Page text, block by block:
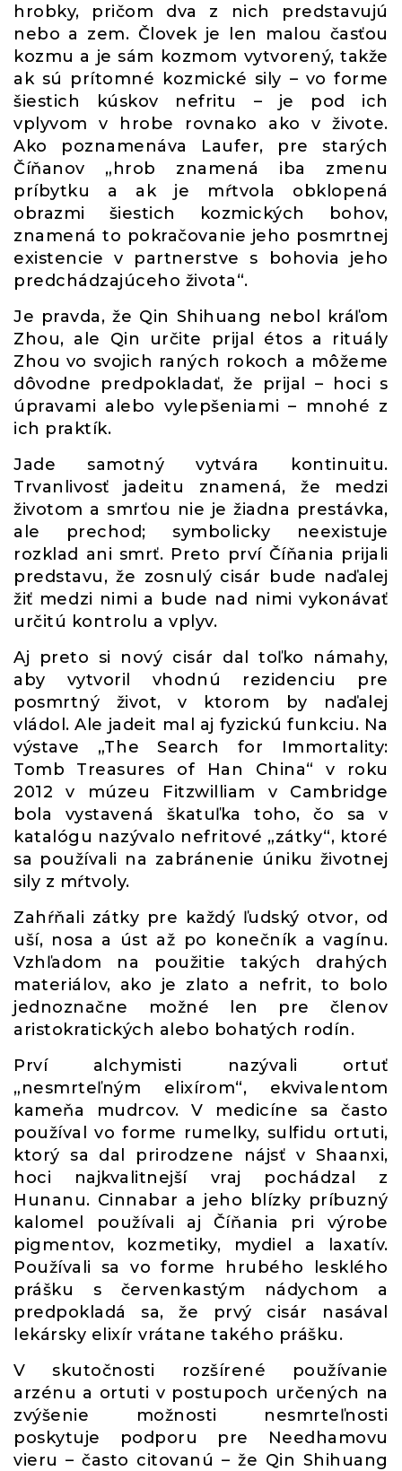
hrobky, pričom dva z nich predstavujú
nebo a zem. Človek je len malou časťou
kozmu a je sám kozmom vytvorený, takže
ak sú prítomné kozmické sily – vo forme
šiestich kúskov nefritu – je pod ich
vplyvom v hrobe rovnako ako v živote.
Ako poznamenáva Laufer, pre starých
Číňanov „hrob znamená iba zmenu
príbytku a ak je mŕtvola obklopená
obrazmi šiestich kozmických bohov,
znamená to pokračovanie jeho posmrtnej
existencie v partnerstve s bohovia jeho
predchádzajúceho života“.
Je pravda, že Qin Shihuang nebol kráľom
Zhou, ale Qin určite prijal étos a rituály
Zhou vo svojich raných rokoch a môžeme
dôvodne predpokladať, že prijal – hoci s
úpravami alebo vylepšeniami – mnohé z
ich praktík.
Jade samotný vytvára kontinuitu.
Trvanlivosť jadeitu znamená, že medzi
životom a smrťou nie je žiadna prestávka,
ale prechod; symbolicky neexistuje
rozklad ani smrť. Preto prví Číňania prijali
predstavu, že zosnulý cisár bude naďalej
žiť medzi nimi a bude nad nimi vykonávať
určitú kontrolu a vplyv.
Aj preto si nový cisár dal toľko námahy,
aby vytvoril vhodnú rezidenciu pre
posmrtný život, v ktorom by naďalej
vládol. Ale jadeit mal aj fyzickú funkciu. Na
výstave „The Search for Immortality:
Tomb Treasures of Han China“ v roku
2012 v múzeu Fitzwilliam v Cambridge
bola vystavená škatuľka toho, čo sa v
katalógu nazývalo nefritové „zátky“, ktoré
sa používali na zabránenie úniku životnej
sily z mŕtvoly.
Zahŕňali zátky pre každý ľudský otvor, od
uší, nosa a úst až po konečník a vagínu.
Vzhľadom na použitie takých drahých
materiálov, ako je zlato a nefrit, to bolo
jednoznačne možné len pre členov
aristokratických alebo bohatých rodín.
Prví alchymisti nazývali ortuť
„nesmrteľným elixírom“, ekvivalentom
kameňa mudrcov. V medicíne sa často
používal vo forme rumelky, sulfidu ortuti,
ktorý sa dal prirodzene nájsť v Shaanxi,
hoci najkvalitnejší vraj pochádzal z
Hunanu. Cinnabar a jeho blízky príbuzný
kalomel používali aj Číňania pri výrobe
pigmentov, kozmetiky, mydiel a laxatív.
Používali sa vo forme hrubého lesklého
prášku s červenkastým nádychom a
predpokladá sa, že prvý cisár nasával
lekársky elixír vrátane takého prášku.
V skutočnosti rozšírené používanie
arzénu a ortuti v postupoch určených na
zvýšenie možnosti nesmrteľnosti
poskytuje podporu pre Needhamovu
vieru – často citovanú – že Qin Shihuang